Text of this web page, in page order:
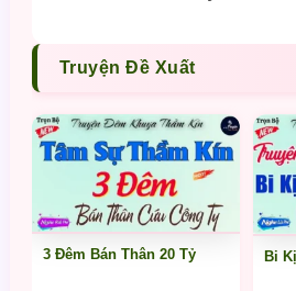
Truyện Đề Xuất
3 Đêm Bán Thân 20 Tỷ Bi